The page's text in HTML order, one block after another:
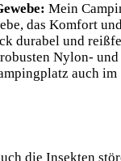
Mein
das Komfort
durabel und
Nylon- und
auch
die Insekten